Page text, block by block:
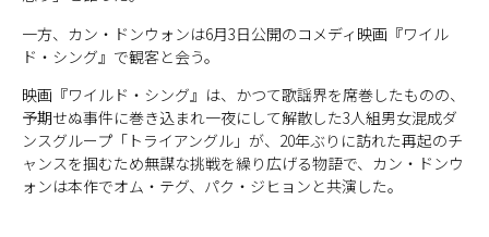
一方、カン・ドンウォンは6月3日公開のコメディ映画『ワイル
ド・シング』で観客と会う。
映画『ワイルド・シング』は、かつて歌謡界を席巻したものの、
予期せぬ事件に巻き込まれ一夜にして解散した3人組男女混成ダ
ンスグループ「トライアングル」が、20年ぶりに訪れた再起のチ
ャンスを掴むため無謀な挑戦を繰り広げる物語で、カン・ドンウ
ォンは本作でオム・テグ、パク・ジヒョンと共演した。